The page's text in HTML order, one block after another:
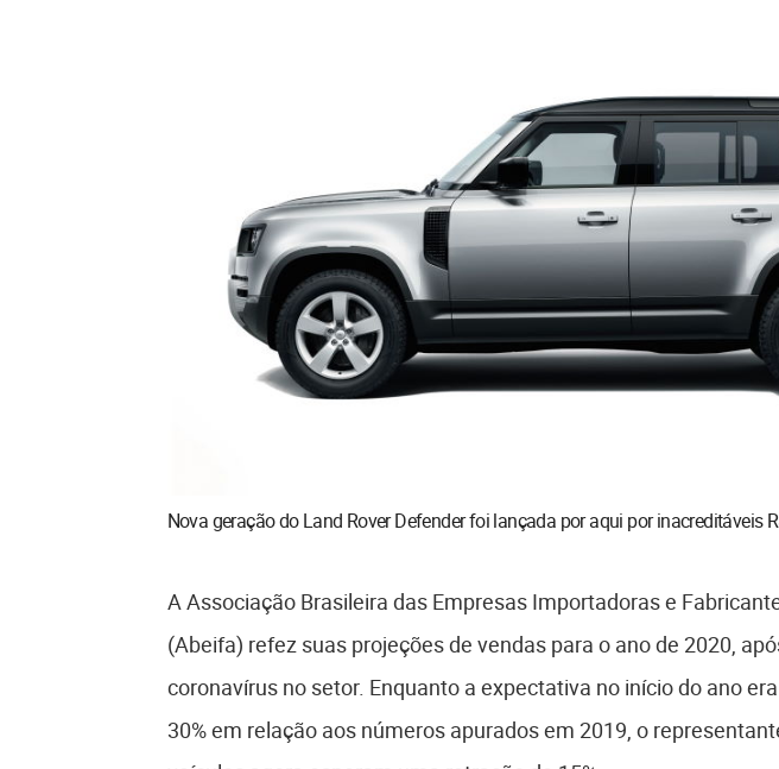
Nova geração do Land Rover Defender foi lançada por aqui por inacreditáveis
A Associação Brasileira das Empresas Importadoras e
(Abeifa) refez suas projeções de vendas para o ano de 2020,
coronavírus no setor. Enquanto a expectativa no início do ano
30% em relação aos números apurados em 2019, o